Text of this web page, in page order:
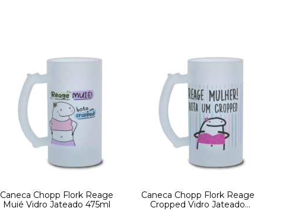
Caneca Chopp Flork Reage
Muié Vidro Jateado 475ml
Caneca Chopp Flork Reage
Cropped Vidro Jateado